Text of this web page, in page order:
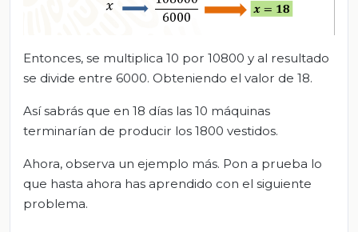
Entonces, se multiplica 10 por 10800 y al resultado
se divide entre 6000. Obteniendo el valor de 18.
Así sabrás que en 18 días las 10 máquinas
terminarían de producir los 1800 vestidos.
Ahora, observa un ejemplo más. Pon a prueba lo
que hasta ahora has aprendido con el siguiente
problema.